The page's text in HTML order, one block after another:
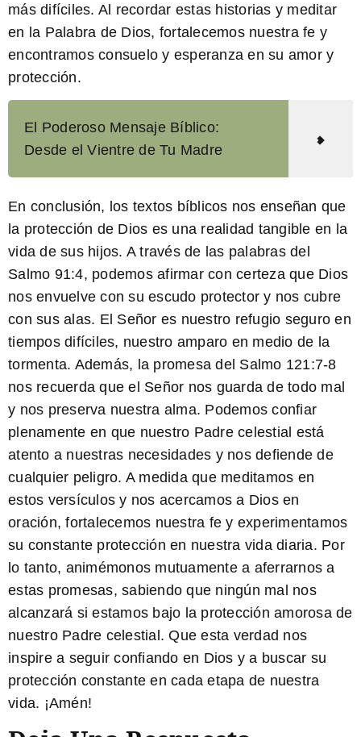
más difíciles. Al recordar estas historias y meditar
en la Palabra de Dios, fortalecemos nuestra fe y
encontramos consuelo y esperanza en su amor y
protección.
El Poderoso Mensaje Bíblico:
Desde el Vientre de Tu Madre
En conclusión, los textos bíblicos nos enseñan que
la protección de Dios es una realidad tangible en la
vida de sus hijos. A través de las palabras del
Salmo 91:4, podemos afirmar con certeza que Dios
nos envuelve con su escudo protector y nos cubre
con sus alas. El Señor es nuestro refugio seguro en
tiempos difíciles, nuestro amparo en medio de la
tormenta. Además, la promesa del Salmo 121:7-8
nos recuerda queel Señor nos guarda de todo mal
y nos preserva nuestra alma. Podemos confiar
plenamente en que nuestro Padre celestial está
atento a nuestras necesidades y nos defiende de
cualquier peligro. A medida que meditamos en
estos versículos y nos acercamos a Dios en
oración, fortalecemos nuestra fe y experimentamos
su constante protección en nuestra vida diaria. Por
lo tanto, animémonos mutuamente a aferrarnos a
estas promesas, sabiendo que ningún mal nos
alcanzará si estamos bajo la protección amorosa de
nuestro Padre celestial. Que esta verdad nos
inspire a seguir confiando en Dios y a buscar su
protección constante en cada etapa de nuestra
vida. ¡Amén!